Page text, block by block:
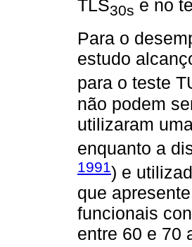
TLS30s e no
Para o
estudo
para o teste
não podem
utilizaram
enquanto a
1991) e
que
funcionais
entre 60 e 70